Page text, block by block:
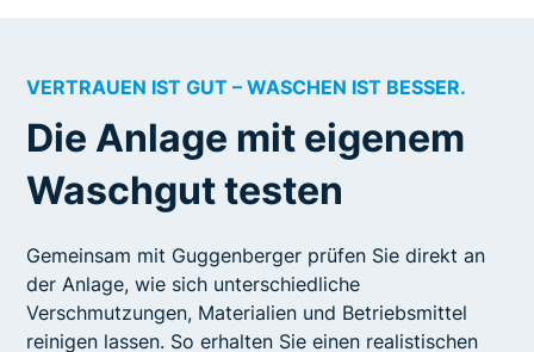
VERTRAUEN IST GUT – WASCHEN IST BESSER.
Die Anlage mit eigenem
Waschgut testen
Gemeinsam mit Guggenberger prüfen Sie direkt an
der Anlage, wie sich unterschiedliche
Verschmutzungen, Materialien und Betriebsmittel
reinigen lassen. So erhalten Sie einen realistischen